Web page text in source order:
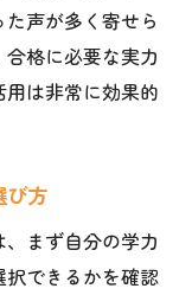
声が多く寄せら
格に必要な実力
は非常に効果的
び方
まず自分の学力
できるかを確認